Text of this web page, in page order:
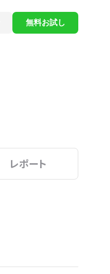
無料お試し
レポート